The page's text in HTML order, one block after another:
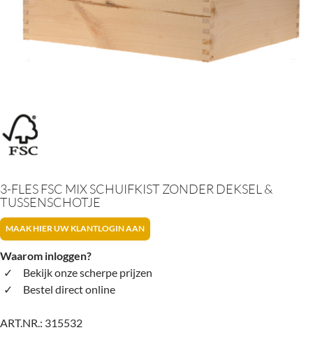
3-FLES FSC MIX SCHUIFKIST ZONDER DEKSEL &
TUSSENSCHOTJE
MAAK HIER UW KLANTLOGIN AAN
Waarom inloggen?
Bekijk onze scherpe prijzen
Bestel direct online
ART.NR.: 315532